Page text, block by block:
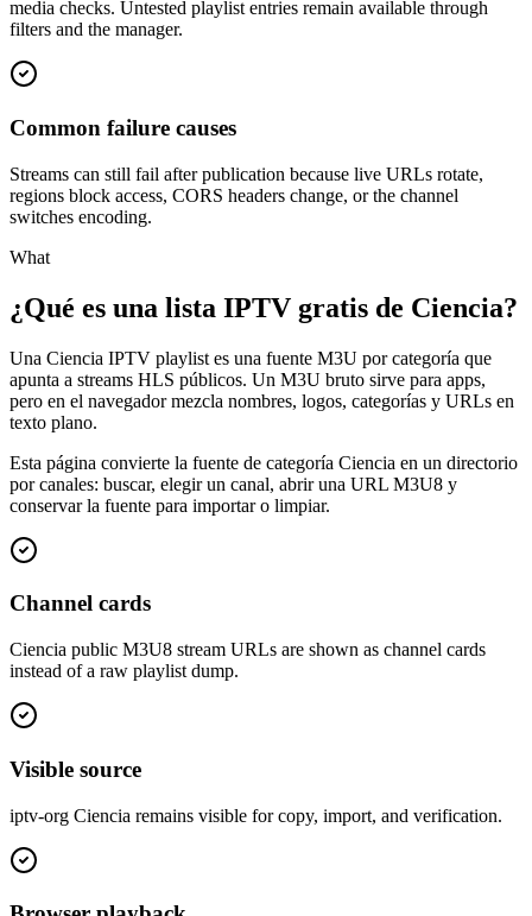
media checks. Untested playlist entries remain available through
filters and the manager.
Common failure causes
Streams can still fail after publication because live URLs rotate,
regions block access, CORS headers change, or the channel
switches encoding.
What
¿Qué es una lista IPTV gratis de Ciencia?
Una Ciencia IPTV playlist es una fuente M3U por categoría que
apunta a streams HLS públicos. Un M3U bruto sirve para apps,
pero en el navegador mezcla nombres, logos, categorías y URLs en
texto plano.
Esta página convierte la fuente de categoría Ciencia en un directorio
por canales: buscar, elegir un canal, abrir una URL M3U8 y
conservar la fuente para importar o limpiar.
Channel cards
Ciencia public M3U8 stream URLs are shown as channel cards
instead of a raw playlist dump.
Visible source
iptv-org Ciencia remains visible for copy, import, and verification.